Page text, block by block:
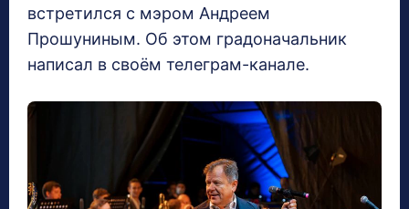
встретился с мэром Андреем
Прошуниным. Об этом градоначальник
написал в своём телеграм-канале.